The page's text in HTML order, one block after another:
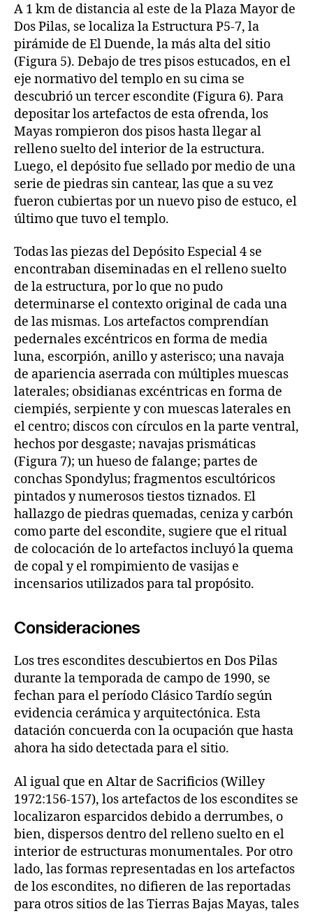
A 1 km de distancia al este de la Plaza Mayor de
Dos Pilas, se localiza la Estructura P5-7, la
pirámide de El Duende, la más alta del sitio
(Figura 5). Debajo de tres pisos estucados, en el
eje normativo del templo en su cima se
descubrió un tercer escondite (Figura 6). Para
depositar los artefactos de esta ofrenda, los
Mayas rompieron dos pisos hasta llegar al
relleno suelto del interior de la estructura.
Luego, el depósito fue sellado por medio de una
serie de piedras sin cantear, las que a su vez
fueron cubiertas por un nuevo piso de estuco, el
último que tuvo el templo.
Todas las piezas del Depósito Especial 4 se
encontraban diseminadas en el relleno suelto
de la estructura, por lo que no pudo
determinarse el contexto original de cada una
de las mismas. Los artefactos comprendían
pedernales excéntricos en forma de media
luna, escorpión, anillo y asterisco; una navaja
de apariencia aserrada con múltiples muescas
laterales; obsidianas excéntricas en forma de
ciempiés, serpiente y con muescas laterales en
el centro; discos con círculos en la parte ventral,
hechos por desgaste; navajas prismáticas
(Figura 7); un hueso de falange; partes de
conchas Spondylus; fragmentos escultóricos
pintados y numerosos tiestos tiznados. El
hallazgo de piedras quemadas, ceniza y carbón
como parte del escondite, sugiere que el ritual
de colocación de lo artefactos incluyó la quema
de copal y el rompimiento de vasijas e
incensarios utilizados para tal propósito.
Consideraciones
Los tres escondites descubiertos en Dos Pilas
durante la temporada de campo de 1990, se
fechan para el período Clásico Tardío según
evidencia cerámica y arquitectónica. Esta
datación concuerda con la ocupación que hasta
ahora ha sido detectada para el sitio.
Al igual que en Altar de Sacrificios (Willey
1972:156-157), los artefactos de los escondites se
localizaron esparcidos debido a derrumbes, o
bien, dispersos dentro del relleno suelto en el
interior de estructuras monumentales. Por otro
lado, las formas representadas en los artefactos
de los escondites, no difieren de las reportadas
para otros sitios de las Tierras Bajas Mayas, tales